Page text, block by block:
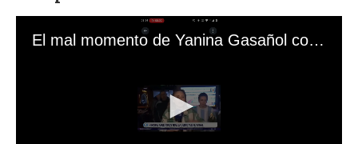
El mal momento de Yanina Gasañol con un hincha argentino en "Subrayado"